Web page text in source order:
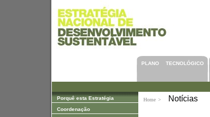
PLANO TECNOLÓGICO
Porquê esta Estratégia
Coordenação
Home > Notícias